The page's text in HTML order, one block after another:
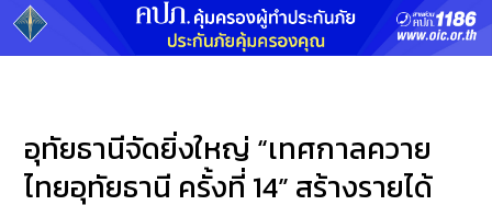
อุทัยธานีจัดยิ่งใหญ่ “เทศกาลควาย
ไทยอุทัยธานี ครั้งที่ 14” สร้างรายได้